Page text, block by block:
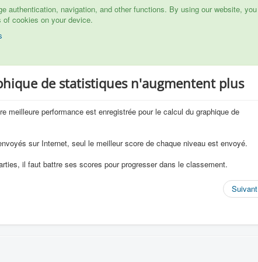
authentication, navigation, and other functions. By using our website, you
cookies on your device.
de statistiques n'augmentent plus
meilleure performance est enregistrée pour le calcul du graphique de
sur Internet, seul le meilleur score de chaque niveau est envoyé.
il faut battre ses scores pour progresser dans le classement.
Suivant